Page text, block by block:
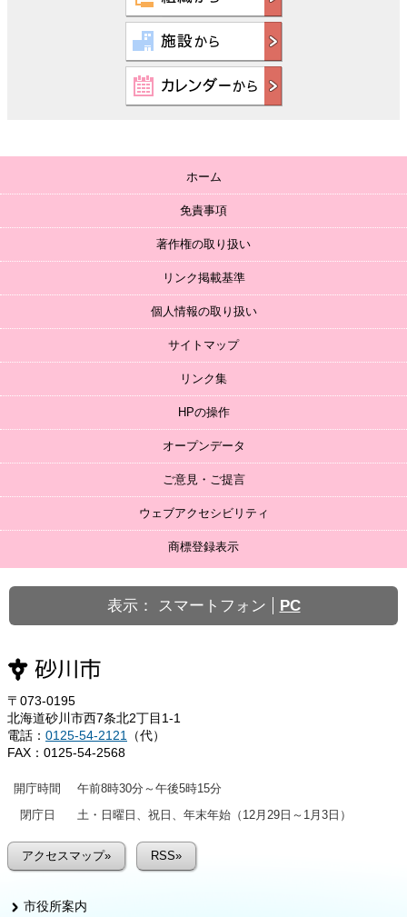
ホーム
免責事項
著作権の取り扱い
リンク掲載基準
個人情報の取り扱い
サイトマップ
リンク集
HPの操作
オープンデータ
ご意見・ご提言
ウェブアクセシビリティ
商標登録表示
表示： スマートフォン PC
〒073-0195
北海道砂川市西7条北2丁目1-1
電話： 0125-54-2121
（代）
FAX：0125-54-2568
開庁時間
午前8時30分～午後5時15分
閉庁日
土・日曜日、祝日、年末年始（12月29日～1月3日）
アクセスマップ» RSS»
市役所案内